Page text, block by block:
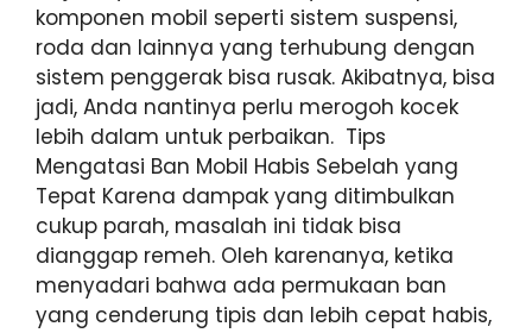
komponen mobil seperti sistem suspensi,
roda dan lainnya yang terhubung dengan
sistem penggerak bisa rusak. Akibatnya, bisa
jadi, Anda nantinya perlu merogoh kocek
lebih dalam untuk perbaikan. Tips
Mengatasi Ban Mobil Habis Sebelah yang
Tepat Karena dampak yang ditimbulkan
cukup parah, masalah ini tidak bisa
dianggap remeh. Oleh karenanya, ketika
menyadari bahwa ada permukaan ban
yang cenderung tipis dan lebih cepat habis,